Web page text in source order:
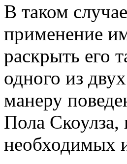
В таком
применение
раскрыть его
одного из
манеру
Пола Скоулза,
необходимых